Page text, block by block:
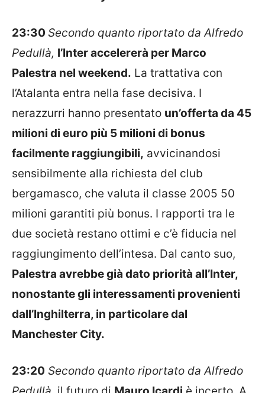
23:30 Secondo quanto riportato da Alfredo
Pedullà, l’Inter accelererà per Marco
Palestra nel weekend. La trattativa con
l’Atalanta entra nella fase decisiva. I
nerazzurri hanno presentato un’offerta da 45
milioni di euro più 5 milioni di bonus
facilmente raggiungibili, avvicinandosi
sensibilmente alla richiesta del club
bergamasco, che valuta il classe 2005 50
milioni garantiti più bonus. I rapporti tra le
due società restano ottimi e c’è fiducia nel
raggiungimento dell’intesa. Dal canto suo,
Palestra avrebbe già dato priorità all’Inter,
nonostante gli interessamenti provenienti
dall’Inghilterra, in particolare dal
Manchester City.
23:20 Secondo quanto riportato da Alfredo